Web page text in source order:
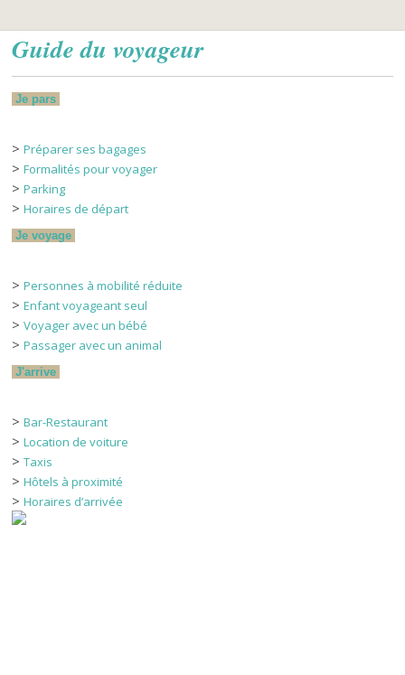
Guide du voyageur
Je pars
>Préparer ses bagages
>Formalités pour voyager
>Parking
>Horaires de départ
Je voyage
>Personnes à mobilité réduite
>Enfant voyageant seul
>Voyager avec un bébé
>Passager avec un animal
J'arrive
>Bar-Restaurant
>Location de voiture
>Taxis
>Hôtels à proximité
>Horaires d’arrivée